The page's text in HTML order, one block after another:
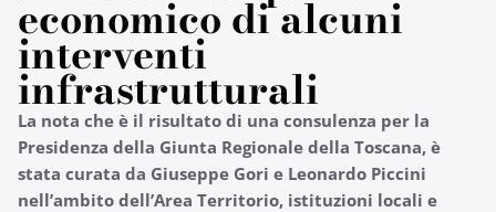
economico di alcuni
interventi
infrastrutturali
La nota che è il risultato di una consulenza per la
Presidenza della Giunta Regionale della Toscana, è
stata curata da Giuseppe Gori e Leonardo Piccini
nell’ambito dell’Area Territorio, istituzioni locali e